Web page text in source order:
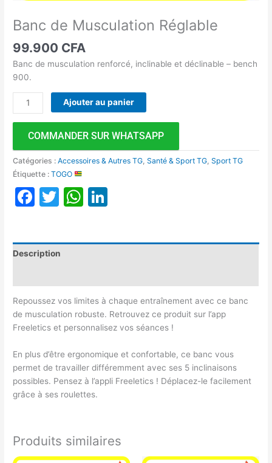
Banc de Musculation Réglable
99.900 CFA
Banc de musculation renforcé, inclinable et déclinable – bench
900.
Ajouter au panier
COMMANDER SUR WHATSAPP
Catégories :Accessoires & Autres TG ,Santé & Sport TG ,Sport TG
Étiquette :TOGO
Facebook
TwitterWhatsApp
Description
Repoussez vos limites à chaque entraînement avec ce banc
de musculation robuste. Retrouvez ce produit sur l’app
Freeletics et personnalisez vos séances !
En plus d’être ergonomique et confortable, ce banc vous
permet de travailler différemment avec ses 5 inclinaisons
possibles. Pensez à l’appli Freeletics ! Déplacez-le facilement
grâce à ses roulettes.
Produits similaires